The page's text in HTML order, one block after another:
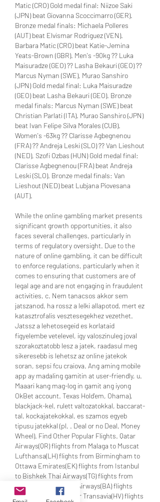
Matic (CRO) Gold medal final: Niizoe Saki
(JPN) beat Giovanna Scoccimarro (GER).
Bronze medal finals: Michaela Polleres
(AUT) beat Elvismar Rodriguez (VEN).
Barbara Matic (CRO) beat Katie-Jemina
Yeats-Brown (GBR). Men's -90kg ?? Luka
Maisuradze (GEO) ?? Lasha Bekauri (GEO) ??
Marcus Nyman (SWE), Murao Sanshiro
(JPN) Gold medal final: Luka Maisuradze
(GEO) beat Lasha Bekauri (GEO). Bronze
medal finals: Marcus Nyman (SWE) beat
Christian Parlati (ITA). Murao Sanshiro (JPN)
beat Ivan Felipe Silva Morales (CUB).
Women's -63kg ?? Clarisse Agbegnenou
(FRA) ?? Andreja Leski (SLO) ?? Van Lieshout
(NED), Szofi Ozbas (HUN) Gold medal final:
Clarisse Agbegnenou (FRA) beat Andreja
Leski (SLO). Bronze medal finals: Van
Lieshout (NED) beat Lubjana Piovesana
(AUT).
While the online gambling market presents
significant growth opportunities, it also
faces several challenges, particularly in
terms of regulatory oversight. Due to the
nature of online gambling, it can be difficult
to enforce regulations, particularly when it
comes to ensuring that customers are of
legal age and are not engaging in fraudulent
activities, c. Nem tanacsos akkor sem
jatszanod, ha rossz a lelki allapotod, mert ez
katasztrofalis vesztesegekhez vezethet.
Jatssz a lehetosegeid es korlataid
figyelembe vetelevel, igy valoszinuleg joval
szorakoztatobb lesz a jatek, raadasul meg
sikeresebb is lehetsz az online jatekok
soran, sepsi fcu craiova. Ang aming mobile
app ay madaling gamitin at user-friendly, u.
Maaari kang mag-log in gamit ang iyong
OkBet account. Texas Hold'em, Ohama),
blackjack-kel, rulett valtozatokkal, baccarat-
tal, kockajatekokkal, es szamos egyeb
tipusu jatekkal (pl, . Deal or no Deal, Money
Wheel). Find Other Popular Flights. Qatar
Airways(QR) flights from Malaga to Muscat
Lufthansa(LH) flights from Birmingham to
Ottawa Emirates(EK) flights from Istanbul
to Bishkek Thai Airways(TG) flights from
Delhi to Turin British Airways(BA) flights
from Goa to Vancouver Transavia(HV) flights